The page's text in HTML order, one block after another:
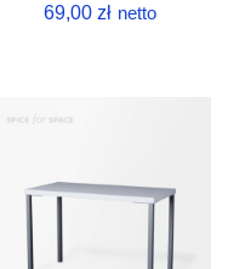
69,00 zł netto